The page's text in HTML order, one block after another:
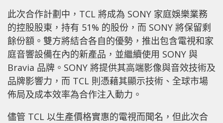
此次合作計劃中，TCL 將成為 SONY 家庭娛樂業務
的控股股東，持有 51% 的股份，而 SONY 將保留剩
餘份額。雙方將結合各自的優勢，推出包含電視和家
庭音響設備在內的新產品，並繼續使用 SONY 與
Bravia 品牌。SONY 將提供其高端影像與音效技術及
品牌影響力，而 TCL 則憑藉其顯示技術、全球市場
佈局及成本效率為合作注入動力。
儘管 TCL 以生產價格實惠的電視而聞名，但此次合